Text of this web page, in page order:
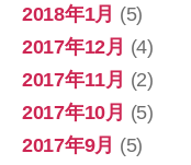
2018年1月 (5)
2017年12月 (4)
2017年11月 (2)
2017年10月 (5)
2017年9月 (5)